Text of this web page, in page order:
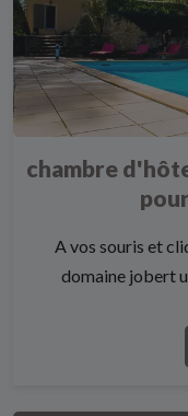
chambre
A vos souris et
domaine jobert